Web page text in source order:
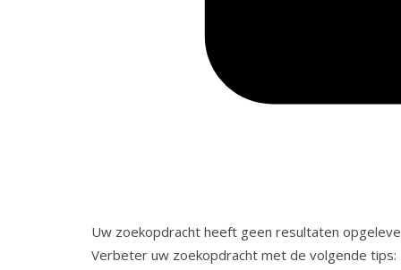
Uw zoekopdracht heeft geen resultaten
Verbeter uw zoekopdracht met de volgende tips: